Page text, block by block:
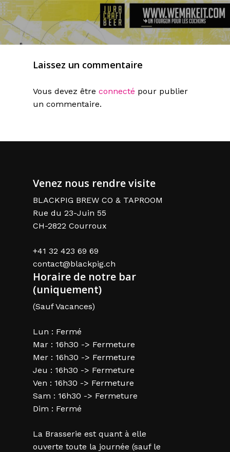
Laissez un commentaire
Vous devez être connecté pour publier
un commentaire.
Venez nous rendre visite
BLACKPIG BREW CO & TAPROOM
Rue du 23-Juin 55
CH-2822 Courroux
+41 32 423 69 69
contact@blackpig.ch
Horaire de notre bar
(uniquement)
(Sauf Vacances)
Lun : Fermé
Mar : 16h30 -> Fermeture
Mer : 16h30 -> Fermeture
Jeu : 16h30 -> Fermeture
Ven : 16h30 -> Fermeture
Sam : 16h30 -> Fermeture
Dim : Fermé
La Brasserie est quant à elle
ouverte toute la journée (sauf le